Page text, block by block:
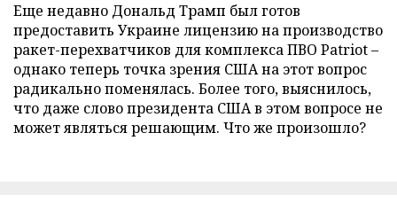
Еще недавно Дональд Трамп был готов
предоставить Украине лицензию на производство
ракет-перехватчиков для комплекса ПВО Patriot –
однако теперь точка зрения США на этот вопрос
радикально поменялась. Более того, выяснилось,
что даже слово президента США в этом вопросе не
может являться решающим. Что же произошло?